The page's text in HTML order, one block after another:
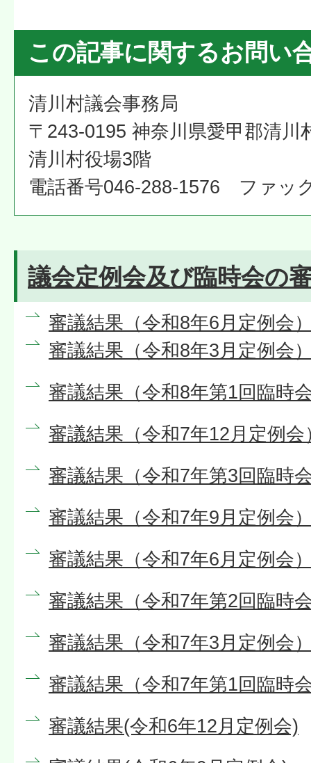
この記事に関するお問い
清川村議会事務局
〒243-0195 神奈川県愛甲郡清川
清川村役場3階
電話番号046-288-1576 ファッ
議会定例会及び臨時会の
審議結果（令和8年6月定例会
審議結果（令和8年3月定例会
審議結果（令和8年第1回臨時
審議結果（令和7年12月定例会
審議結果（令和7年第3回臨時
審議結果（令和7年9月定例会
審議結果（令和7年6月定例会
審議結果（令和7年第2回臨時
審議結果（令和7年3月定例会
審議結果（令和7年第1回臨時
審議結果(令和6年12月定例会)